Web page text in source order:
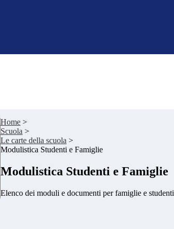
Home >
Scuola >
Le carte della scuola >
Modulistica Studenti e Famiglie
Modulistica Studenti e Famiglie
Elenco dei moduli e documenti per famiglie e studenti